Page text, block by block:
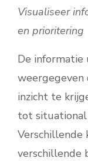
Visualiseer
en prioritering
De
inzicht te
tot situational
Verschillende
verschillende